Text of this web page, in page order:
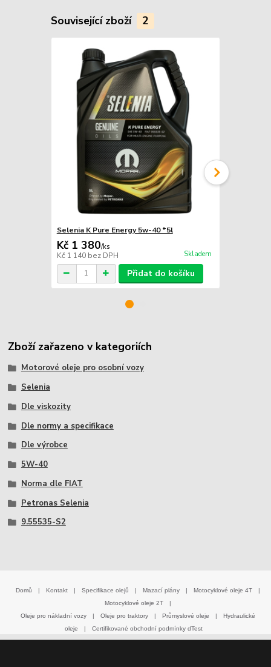
Související zboží 2
Selenia K Pure Energy 5w-40 *5l
Kč 1 380/ks
Kč 1 140 bez DPH Skladem
Přidat do košíku
Zboží zařazeno v kategoriích
Motorové oleje pro osobní vozy
Selenia
Dle viskozity
Dle normy a specifikace
Dle výrobce
5W-40
Norma dle FIAT
Petronas Selenia
9.55535-S2
Domů | Kontakt | Specifikace olejů | Mazací plány | Motocyklové oleje 4T
|
Motocyklové oleje 2T
|
Oleje pro nákladní vozy
| Oleje pro traktory | Průmyslové oleje |
Hydraulické
oleje
| Certifikované obchodní podmínky dTest